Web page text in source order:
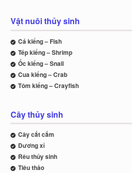
Vật nuôi thủy sinh
Cá kiểng – Fish
Tép kiểng – Shrimp
Ốc kiểng – Snail
Cua kiểng – Crab
Tôm kiểng – Crayfish
Cây thủy sinh
Cây cắt cắm
Dương xỉ
Rêu thủy sinh
Tiêu thảo